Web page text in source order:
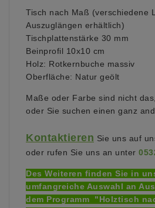
Tisch nach Maß (verschiedene
Auszuglängen erhältlich)
Tischplattenstärke 30 mm
Beinprofil 10x10 cm
Holz: Rotkernbuche massiv
Oberfläche: Natur geölt
Maße oder Farbe sind nicht
oder Sie suchen einen ganz
Kontaktieren Sie uns auf
oder rufen Sie uns an unter
Des Weiteren finden Sie in
umfangreiche Auswahl an
dem Programm "Holztisch